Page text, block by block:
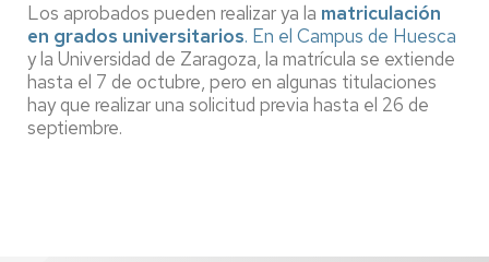
Los aprobados pueden realizar ya la matriculación
en grados universitarios. En el Campus de Huesca
y la Universidad de Zaragoza, la matrícula se extiende
hasta el 7 de octubre, pero en algunas titulaciones
hay que realizar una solicitud previa hasta el 26 de
septiembre.